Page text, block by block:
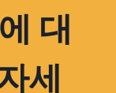
대
세